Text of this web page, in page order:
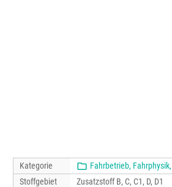
Kategorie
Fahrbetrieb,
Stoffgebiet
Zusatzstoff B, C, C1, D, D1